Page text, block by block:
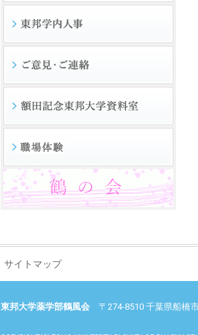
サイトマップ
東邦大学薬学部鶴風会 〒274-8510 千葉県船橋